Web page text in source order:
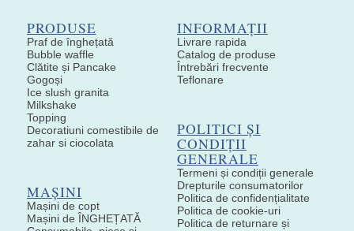
PRODUSE
Praf de înghețată
Bubble waffle
Clătite și Pancake
Gogoși
Ice slush granita
Milkshake
Topping
Decoratiuni comestibile de
zahar si ciocolata
MAȘINI
Mașini de copt
Mașini de ÎNGHEȚATĂ
INFORMAȚII
Livrare rapida
Catalog de produse
Întrebări frecvente
Teflonare
POLITICI ȘI
CONDIȚII
GENERALE
Termeni și condiții generale
Drepturile consumatorilor
Politica de confidențialitate
Politica de cookie-uri
Politica de returnare și